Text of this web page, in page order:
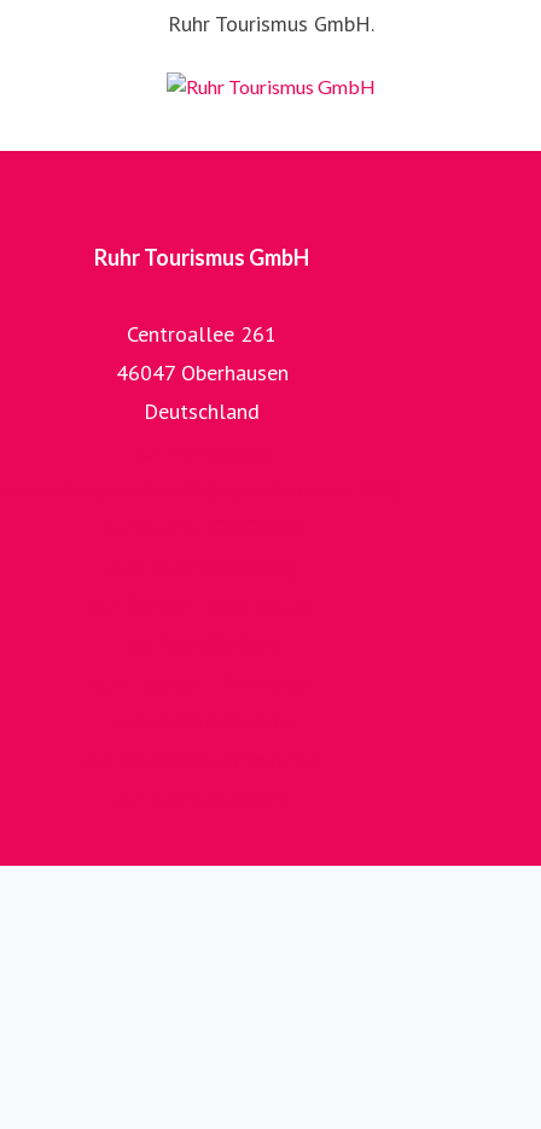
Ruhr Tourismus GmbH.
Ruhr Tourismus GmbH
Centroallee 261
46047 Oberhausen
Deutschland